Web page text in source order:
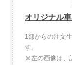
オリジナル
1部からの注文
す。
※左の画像は、